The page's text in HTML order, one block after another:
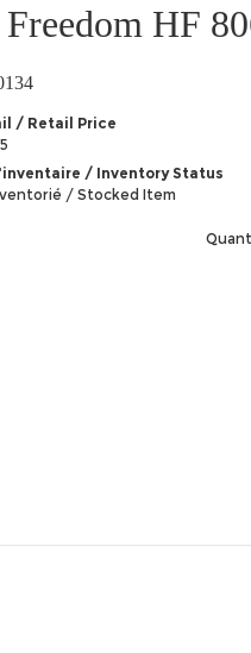
HF
/ Retail Price
/ Inventory Status
/ Stocked Item